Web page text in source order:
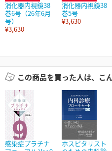
消化器内視鏡38
巻6号（26年6月
号）
¥3,630
消化器内視鏡38
巻5号
¥3,630
この商品を買った人は、こ
感染症プラチナ
ホスピタリスト